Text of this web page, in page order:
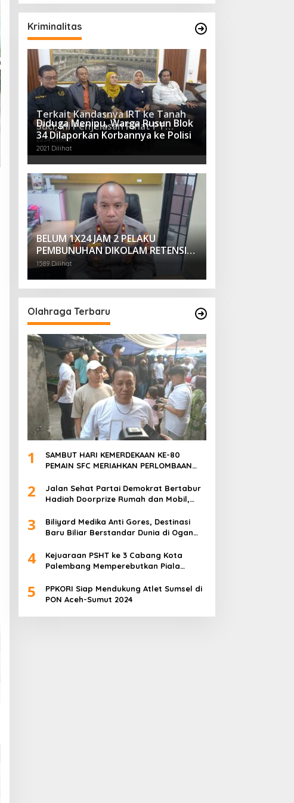
Kriminalitas
Terkait Kandasnya IRT ke Tanah
Suci, Ini Penjelasan Pihat PT
Selapan Tour Jayanto
2234 Dilihat
Diduga Menipu, Warga Rusun Blok
34 Dilaporkan Korbannya ke Polisi
2021 Dilihat
BELUM 1X24 JAM 2 PELAKU
PEMBUNUHAN DIKOLAM RETENSI
BELAKANG DPRD KOTA
PALEMBANG TELAH DIRINGKUS
ANGGOTA POLSEK SU 1
PALEMBANG.
1589 Dilihat
Olahraga Terbaru
1
SAMBUT HARI KEMERDEKAAN KE-80
PEMAIN SFC MERIAHKAN PERLOMBAAN
2
Jalan Sehat Partai Demokrat Bertabur
Hadiah Doorprize Rumah dan Mobil,
3
Biliyard Medika Anti Gores, Destinasi
Baru Biliar Berstandar Dunia di Ogan
4
Kejuaraan PSHT ke 3 Cabang Kota
Palembang Memperebutkan Piala
5
PPKORI Siap Mendukung Atlet Sumsel di
PON Aceh-Sumut 2024